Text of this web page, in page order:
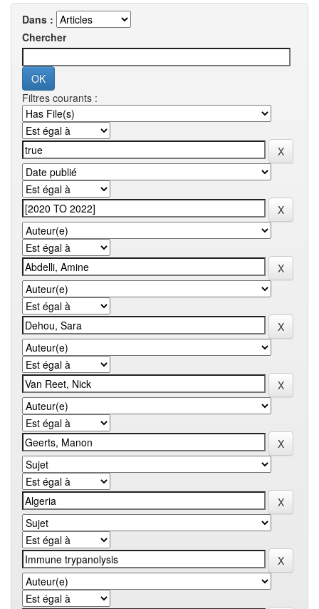
Dans :
Chercher
Filtres courants :